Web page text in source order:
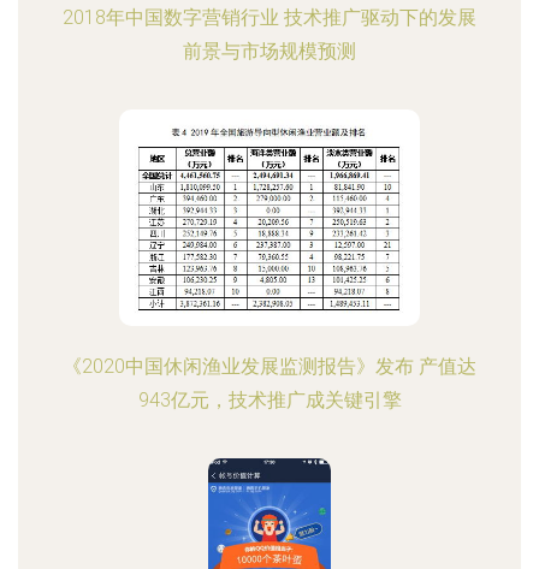
2018年中国数字营销行业 技术推广驱动下的发展
前景与市场规模预测
《2020中国休闲渔业发展监测报告》发布 产值达
943亿元，技术推广成关键引擎